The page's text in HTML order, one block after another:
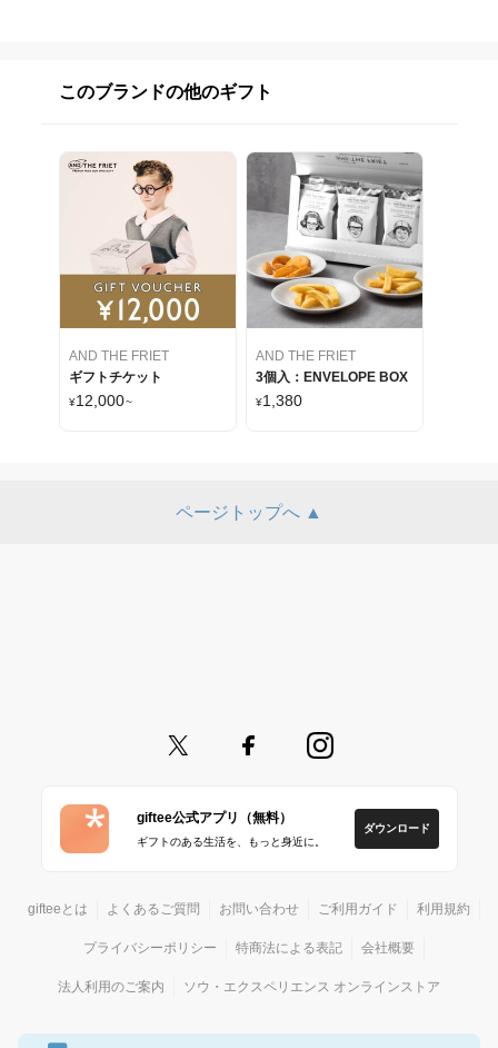
このブランドの他のギフト
AND THE FRIET
ギフトチケット
¥12,000~
AND THE FRIET
3個入：ENVELOPE BOX
¥1,380
ページトップへ ▲
giftee公式アプリ（無料）
ギフトのある生活を、もっと身近に。
ダウンロード
gifteeとは よくあるご質問 お問い合わせ ご利用ガイド 利用規約
プライバシーポリシー 特商法による表記 会社概要
法人利用のご案内 ソウ・エクスペリエンス オンラインストア